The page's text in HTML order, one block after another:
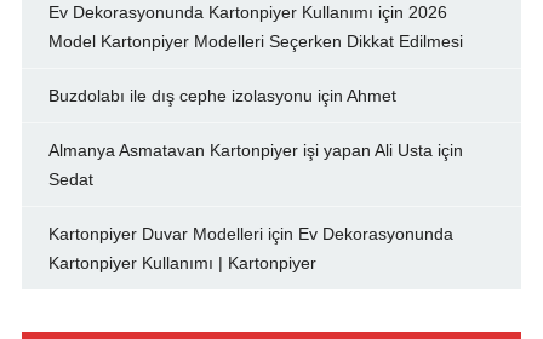
Ev Dekorasyonunda Kartonpiyer Kullanımı için 2026
Model Kartonpiyer Modelleri Seçerken Dikkat Edilmesi
Buzdolabı ile dış cephe izolasyonu için Ahmet
Almanya Asmatavan Kartonpiyer işi yapan Ali Usta için
Sedat
Kartonpiyer Duvar Modelleriiçin Ev Dekorasyonunda
Kartonpiyer Kullanımı | Kartonpiyer